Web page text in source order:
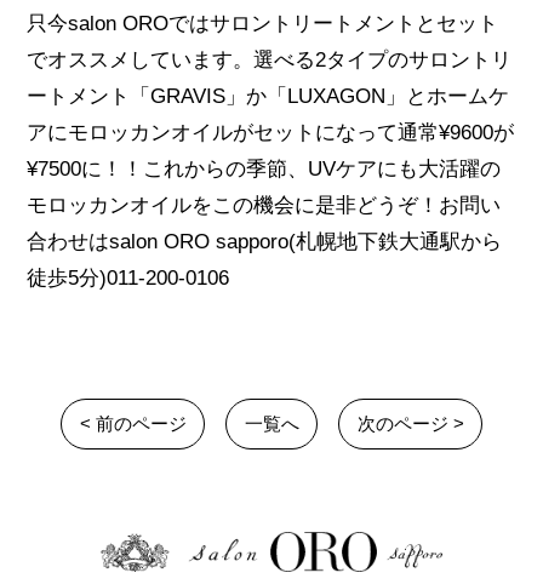
只今salon OROではサロントリートメントとセット
でオススメしています。選べる2タイプのサロントリ
ートメント「GRAVIS」か「LUXAGON」とホームケ
アにモロッカンオイルがセットになって通常¥9600が
¥7500に！！これからの季節、UVケアにも大活躍の
モロッカンオイルをこの機会に是非どうぞ！お問い
合わせはsalon ORO sapporo(札幌地下鉄大通駅から
徒歩5分)011-200-0106
< 前のページ 一覧へ 次のページ >